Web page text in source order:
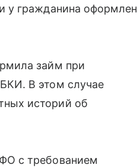
у гражданина оформлен
займ при
В этом случае
историй об
с требованием